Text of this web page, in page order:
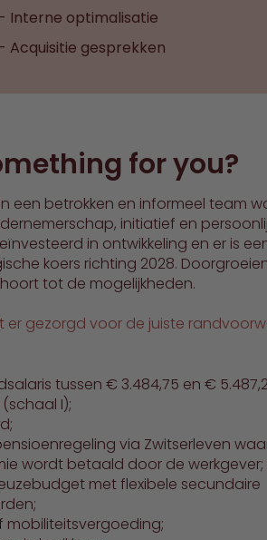
- Interne optimalisatie
- Acquisitie gesprekken
for you?
een betrokken en informeel team
initiatief en
in ontwikkeling en er is
koers richting 2028.
tot de mogelijkheden.
er gezorgd voor de juiste
tussen € 3.484,75 en €
I);
via Zwitserleven
wordt betaald door de werkgever;
met flexibele secundaire
mobiliteitsvergoeding;